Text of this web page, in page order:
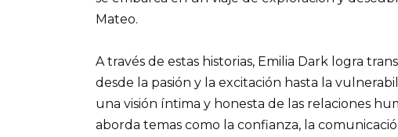
Mateo.
A través de estas historias, Emilia Dark logra
desde la pasión y la excitación hasta la
una visión íntima y honesta de las relaciones
aborda temas como la confianza, la